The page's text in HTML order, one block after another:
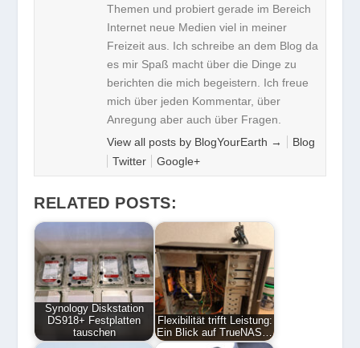
Themen und probiert gerade im Bereich
Internet neue Medien viel in meiner
Freizeit aus. Ich schreibe an dem Blog da
es mir Spaß macht über die Dinge zu
berichten die mich begeistern. Ich freue
mich über jeden Kommentar, über
Anregung aber auch über Fragen.
View all posts by BlogYourEarth →
Blog
Twitter
Google+
RELATED POSTS:
Synology Diskstation
DS918+ Festplatten
tauschen
Flexibilität trifft Leistung:
Ein Blick auf TrueNAS…